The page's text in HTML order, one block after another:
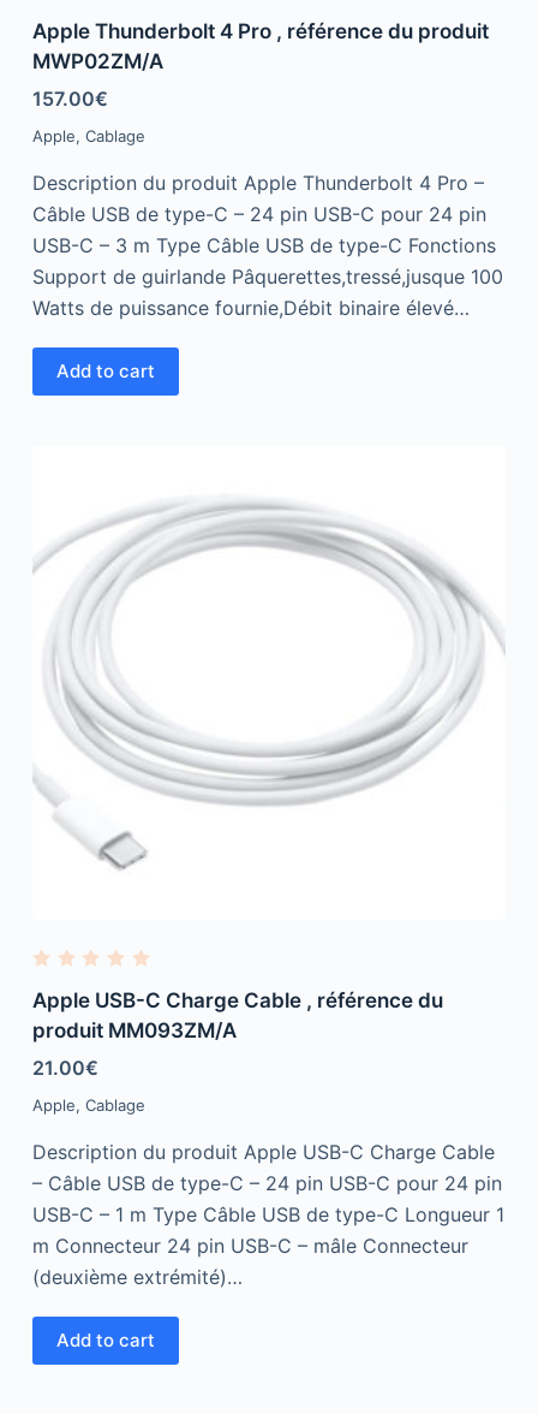
a
t
e
d
0
o
t
f
5
Apple Thunderbolt 4 Pro , référence du produit
MWP02ZM/A
157.00€
Apple, Cablage
Description du produit Apple Thunderbolt 4 Pro –
Câble USB de type-C – 24 pin USB-C pour 24 pin
USB-C – 3 m Type Câble USB de type-C Fonctions
Support de guirlande Pâquerettes,tressé,jusque 100
Watts de puissance fournie,Débit binaire élevé…
Add to cart
a
t
e
d
0
o
t
f
5
Apple USB-C Charge Cable , référence du
produit MM093ZM/A
21.00€
Apple, Cablage
Description du produit Apple USB-C Charge Cable
– Câble USB de type-C – 24 pin USB-C pour 24 pin
USB-C – 1 m Type Câble USB de type-C Longueur 1
m Connecteur 24 pin USB-C – mâle Connecteur
(deuxième extrémité)…
Add to cart